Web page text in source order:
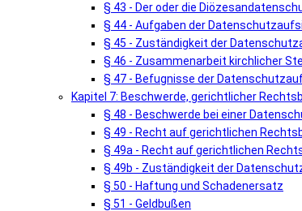
§ 43 - Der oder die
§ 44 - Aufgaben der
§ 45 - Zuständigkeit der
§ 46 - Zusammenarbeit kirchlicher
§ 47 - Befugnisse der
Kapitel 7: Beschwerde, gerichtlicher
§ 48 - Beschwerde bei einer
§ 49 - Recht auf gerichtlichen
§ 49a - Recht auf gerichtlichen
§ 49b - Zuständigkeit der
§ 50 - Haftung und Schadenersatz
§ 51 - Geldbußen